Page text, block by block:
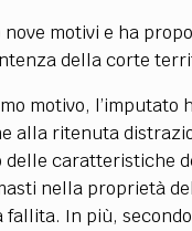
motivi e ha
della corte
motivo, l’imputato
alla ritenuta
delle caratteristiche
nella proprietà
In più,